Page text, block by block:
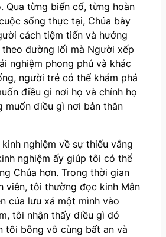
Qua từng biến cố, từng hoàn
sống thực tại, Chúa bày
cách tiệm tiến và hướng
đường lối mà Người xếp
nghiệm phong phú và khác
người trẻ có thể khám phá
điều gì nơi họ và chính họ
muốn điều gì nơi bản thân
nghiệm về sự thiếu vắng
nghiệm ấy giúp tôi có thể
Chúa hơn. Trong thời gian
viên, tôi thường đọc kinh Mân
của lưu xá một mình vào
tôi nhận thấy điều gì đó
tôi bỗng vô cùng bất an và